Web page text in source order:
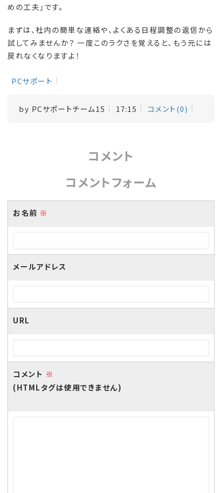
めの工夫」です。
まずは、社内の簡単な連絡や、よくある日程調整の返信から
試してみませんか？ 一度このラクさを覚えると、もう元には
戻れなくなりますよ！
PCサポート
by PCサポートチーム15 17:15 コメント(0)
コメント
コメントフォーム
お名前 ※
メールアドレス
URL
コメント ※
(HTMLタグは使用できません)